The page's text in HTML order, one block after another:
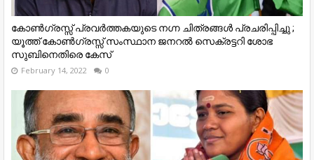
കോൺഗ്രസ്സ് പ്രവർത്തകയുടെ നഗ്ന ചിത്രങ്ങൾ പ്രചരിപ്പിച്ചു ;
യൂത്ത് കോൺഗ്രസ്സ് സംസ്ഥാന ജനറൽ സെക്രട്ടറി ശോഭ
സുബിനെതിരെ കേസ്
February 14, 2022 0